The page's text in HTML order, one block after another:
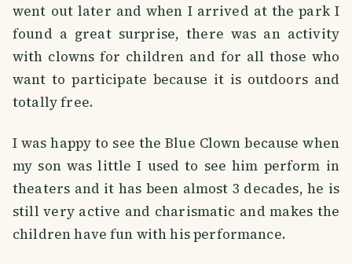
went out later and when I arrived at the park I
found a great surprise, there was an activity
with clowns for children and for all those who
want to participate because it is outdoors and
totally free.
I was happy to see the Blue Clown because when
my son was little I used to see him perform in
theaters and it has been almost 3 decades, he is
still very active and charismatic and makes the
children have fun with his performance.